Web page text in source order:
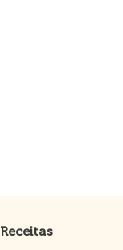
Receitas